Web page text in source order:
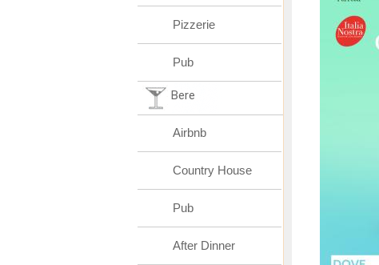
Pizzerie
Pub
Bere
Airbnb
Country House
Pub
After Dinner